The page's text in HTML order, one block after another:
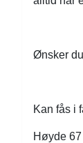
Ønsker
Kan fås i
Høyde